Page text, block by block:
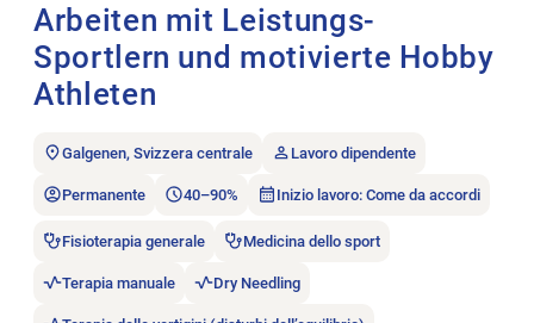
Arbeiten mit Leistungs-
Sportlern und motivierte Hobby
Athleten
Galgenen, Svizzera centrale Lavoro dipendente
Permanente 40–90% Inizio lavoro: Come da accordi
Fisioterapia generale Medicina dello sport
Terapia manuale Dry Needling